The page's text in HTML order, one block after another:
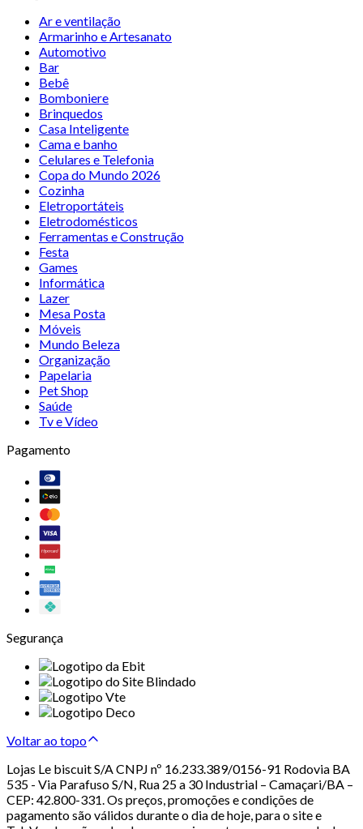
Ar e ventilação
Armarinho e Artesanato
Automotivo
Bar
Bebê
Bomboniere
Brinquedos
Casa Inteligente
Cama e banho
Celulares e Telefonia
Copa do Mundo 2026
Cozinha
Eletroportáteis
Eletrodomésticos
Ferramentas e Construção
Festa
Games
Informática
Lazer
Mesa Posta
Móveis
Mundo Beleza
Organização
Papelaria
Pet Shop
Saúde
Tv e Vídeo
Pagamento
Segurança
Voltar ao topo
Lojas Le biscuit S/A CNPJ nº 16.233.389/0156-91 Rodovia BA
535 - Via Parafuso S/N, Rua 25 a 30 Industrial – Camaçari/BA –
CEP: 42.800-331. Os preços, promoções e condições de
pagamento são válidos durante o dia de hoje, para o site e